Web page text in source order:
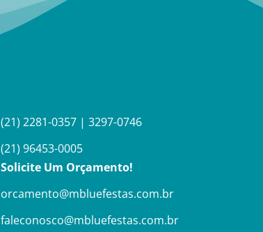
(21) 2281-0357 |3297-0746
(21) 96453-0005
Solicite Um Orçamento!
orcamento@mbluefestas.com.br
faleconosco@mbluefestas.com.br